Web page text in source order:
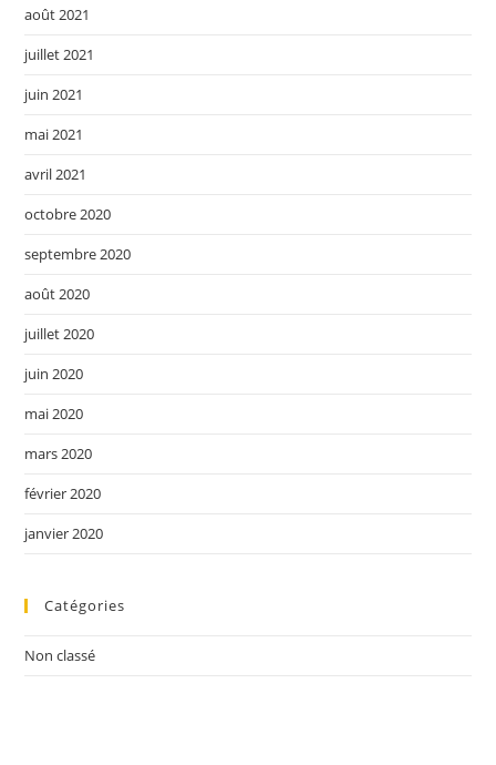
août 2021
juillet 2021
juin 2021
mai 2021
avril 2021
octobre 2020
septembre 2020
août 2020
juillet 2020
juin 2020
mai 2020
mars 2020
février 2020
janvier 2020
Catégories
Non classé